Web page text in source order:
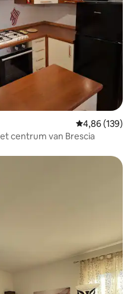
Gemiddelde
4,86 (139)
centrum van Brescia